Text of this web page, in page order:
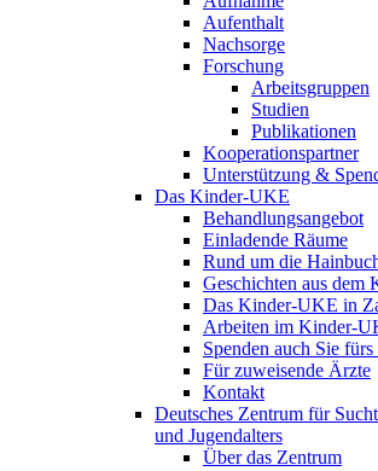
Aufenthalt
Nachsorge
Forschung
Arbeitsgruppen
Studien
Publikationen
Kooperationspartner
Unterstützung &
Das Kinder-UKE
Behandlungsangebot
Einladende Räume
Rund um die
Geschichten aus dem
Das Kinder-UKE in
Arbeiten im Kinder-
Spenden auch Sie
Für zuweisende Ärzte
Kontakt
Deutsches Zentrum für
und Jugendalters
Über das Zentrum